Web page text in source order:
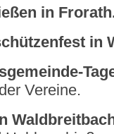
in
in
Vereine.